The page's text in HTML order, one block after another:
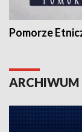
Pomorze
ARCHIWUM